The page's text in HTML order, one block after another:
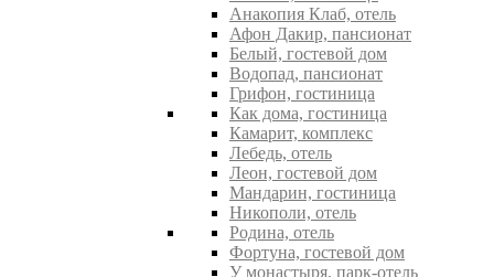
Анакопия Клаб, отель
Афон Дакир, пансионат
Белый, гостевой дом
Водопад, пансионат
Грифон, гостиница
Как дома, гостиница
Камарит, комплекс
Лебедь, отель
Леон, гостевой дом
Мандарин, гостиница
Никополи, отель
Родина, отель
Фортуна, гостевой дом
У монастыря, парк-отель